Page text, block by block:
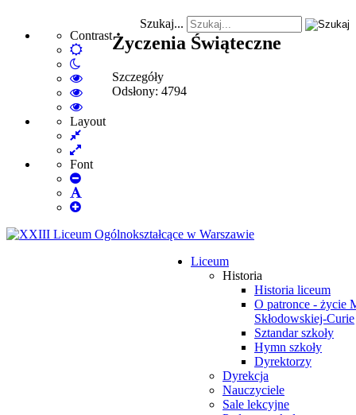
Contrast
Default
mode
High
Contrast
Black
White
High
Contrast
Black
High
Contrast
mode
Layout
Fixed
layout
Wide
layout
Font
Set
Font
Set
Font
Szukaj...
Liceum
Historia
Historia liceum
O patronce - życie
Skłodowskiej-Curie
Sztandar szkoły
Hymn szkoły
Dyrektorzy
Dyrekcja
Nauczyciele
Sale lekcyjne
Życzenia Świąteczne
Szczegóły
Odsłony: 4794